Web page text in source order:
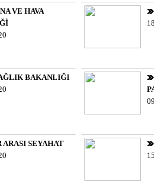
VE HAVA
BAKANLIĞI
SEYAHAT